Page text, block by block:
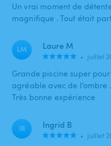
Un vrai moment de
magnifique . Tout était
LM Laure M
• juillet
Grande piscine super
agréable avec de l’ombre
Très bonne expérience
IB Ingrid B
• juillet